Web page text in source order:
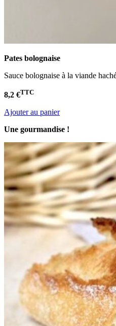
Pates bolognaise
Sauce bolognaise à la viande
8,2 €TTC
Ajouter au panier
Une gourmandise !